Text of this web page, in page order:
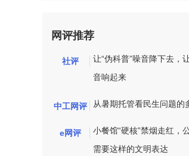
网评推荐
社评
让“伪科普”噪音降下去，
音响起来
中工网评 从暑期托管看民生问题的
e网评
小餐馆“硬核”禁烟走红，
需要这样的文明表达